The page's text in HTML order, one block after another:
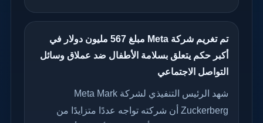
تم تغريم شركة Meta مبلغ 567 مليون دولار في
أكبر حكم يتعلق بسلامة الأطفال ضد عملاق وسائل
التواصل الاجتماعي
شهد الرئيس التنفيذي لشركة Meta Mark
Zuckerberg أن شركته تواجه عددًا متزايدًا من